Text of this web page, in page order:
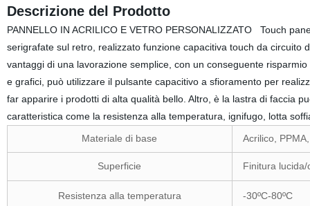
Descrizione del Prodotto
PANNELLO IN ACRILICO E VETRO PERSONALIZZATO Touch
serigrafate sul retro, realizzato funzione capacitiva touch da
vantaggi di una lavorazione semplice, con un conseguente
e grafici, può utilizzare il pulsante capacitivo a sfioramento per
far apparire i prodotti di alta qualità bello. Altro, è la lastra di faccia
caratteristica come la resistenza alla temperatura, ignifugo, lotta
Materiale di base
Acrilico,
Superficie Finitura lucida/
Resistenza alla temperatura -30ºC-80ºC